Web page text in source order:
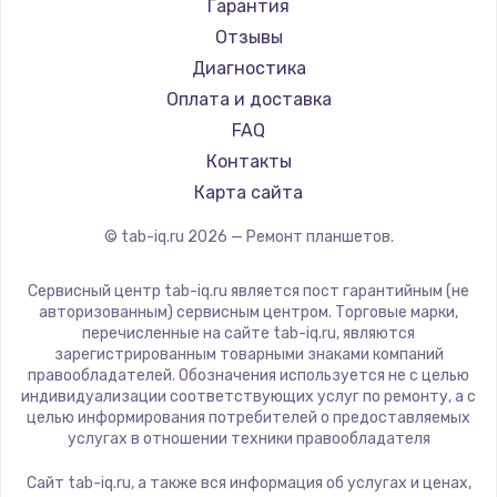
Заказать
Замена шим-контроллера
3900 руб.
Заказать
Заказать
Ремонт петель крышки
1195 руб.
Заказать
Замена динамиков
Aquarius
Philips
Dell
HP
Getac
ZTE
CHUWI
Гарантия
Отзывы
Диагностика
Оплата и доставка
FAQ
Контакты
Карта сайта
© tab-iq.ru 2026 — Ремонт планшетов.
Сервисный центр tab-iq.ru является пост гарантийным (не
авторизованным) сервисным центром. Торговые марки,
перечисленные на сайте tab-iq.ru, являются
зарегистрированным товарными знаками компаний
правообладателей. Обозначения используется не с целью
индивидуализации соответствующих услуг по ремонту, а с
целью информирования потребителей о предоставляемых
услугах в отношении техники правообладателя
Сайт tab-iq.ru, а также вся информация об услугах и ценах,